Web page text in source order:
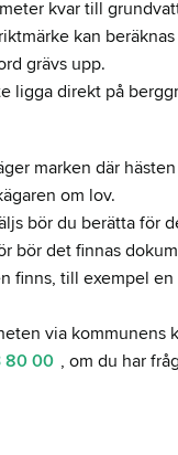
kvar till
kan
grävs upp.
ligga direkt på
marken där
om lov.
bör du berätta för
bör det finnas
finns, till exempel en
via kommunens
80 00 , om du har